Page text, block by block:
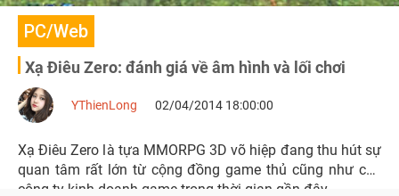
PC/Web
Xạ Điêu Zero: đánh giá về âm hình và lối chơi
YThienLong 02/04/2014 18:00:00
Xạ Điêu Zero là tựa MMORPG 3D võ hiệp đang thu hút sự
quan tâm rất lớn từ cộng đồng game thủ cũng như các
công ty kinh doanh game trong thời gian gần đây.